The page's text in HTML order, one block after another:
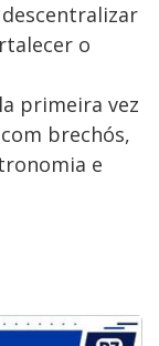
o
primeira vez
brechós,
e